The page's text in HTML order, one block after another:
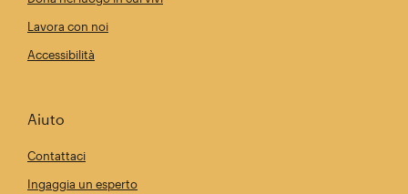
Lavora con noi
Accessibilità
Aiuto
Contattaci
Ingaggia un esperto